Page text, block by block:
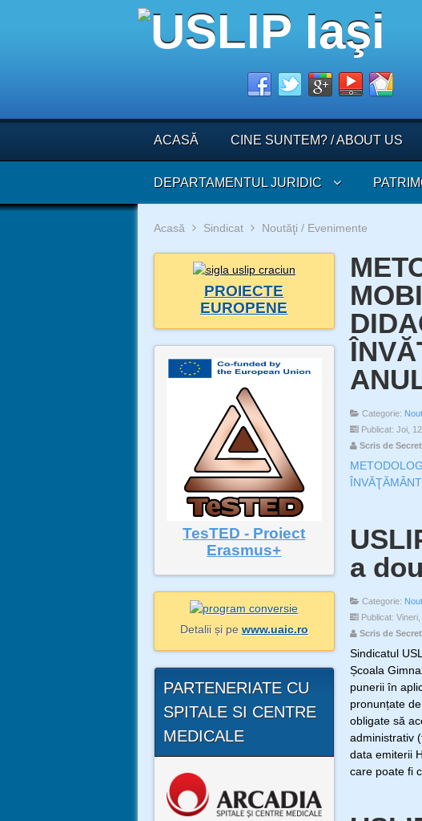
ACASĂ CINE SUNTEM? / ABOUT US
DEPARTAMENTUL JURIDIC
Acasă Sindicat Noutăţi / Evenimente
PROIECTE
EUROPENE
TesTED - Proiect
Erasmus+
Detalii și pe www.uaic.ro
PARTENERIATE CU
SPITALE SI CENTRE
MEDICALE
Categorie:
Publicat: Joi,
Scris de
a
Categorie:
Publicat: Vineri,
Scris de
Sindicatul
Școala
punerii în
pronunțate
obligate să
administrativ
data emiterii
care poate fi